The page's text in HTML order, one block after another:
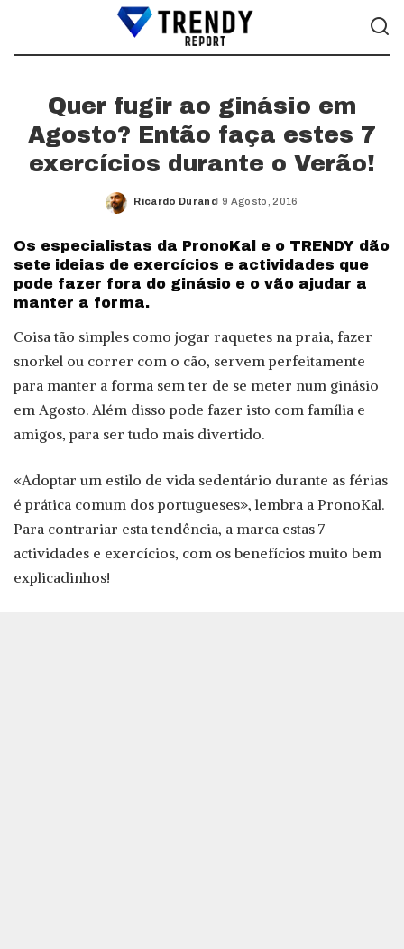
Quer fugir ao ginásio em
Agosto? Então faça estes 7
exercícios durante o Verão!
Posted
Ricardo Durand 9 Agosto, 2016
Os especialistas da PronoKal e o TRENDY dão
sete ideias de exercícios e actividades que
pode fazer fora do ginásio e o vão ajudar a
manter a forma.
Coisa tão simples como jogar raquetes na praia, fazer
snorkel ou correr com o cão, servem perfeitamente
para manter a forma sem ter de se meter num ginásio
em Agosto. Além disso pode fazer isto com família e
amigos, para ser tudo mais divertido.
«Adoptar um estilo de vida sedentário durante as férias
é prática comum dos portugueses», lembra a PronoKal.
Para contrariar esta tendência, a marca estas 7
actividades e exercícios, com os benefícios muito bem
explicadinhos!